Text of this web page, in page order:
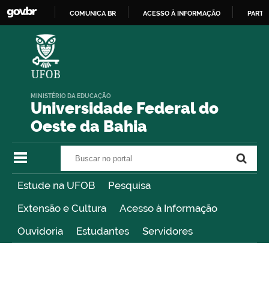
COMUNICA BR ACESSO À INFORMAÇÃO
Universidade Federal do
Oeste da Bahia
MINISTÉRIO DA EDUCAÇÃO
Estude na UFOB
Pesquisa
Extensão e Cultura
Acesso à Informação
Ouvidoria
Estudantes Servidores